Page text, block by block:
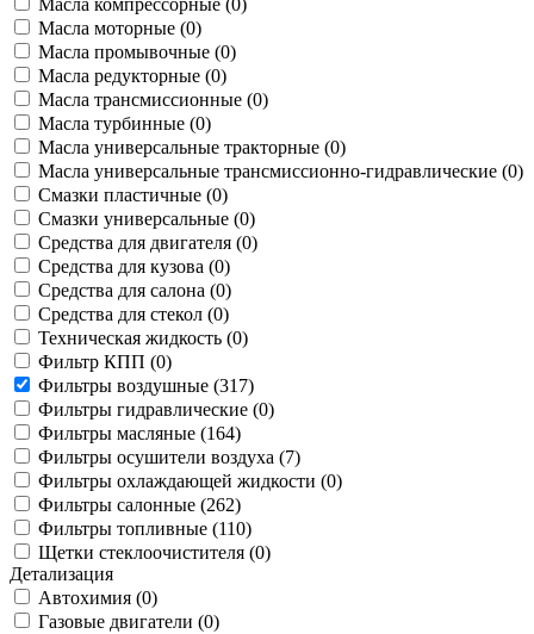
Масла компрессорные (0)
Масла моторные (0)
Масла промывочные (0)
Масла редукторные (0)
Масла трансмиссионные (0)
Масла турбинные (0)
Масла универсальные тракторные (0)
Масла универсальные трансмиссионно-гидравлические (0)
Смазки пластичные (0)
Смазки универсальные (0)
Средства для двигателя (0)
Средства для кузова (0)
Средства для салона (0)
Средства для стекол (0)
Техническая жидкость (0)
Фильтр КПП (0)
Фильтры воздушные (317)
Фильтры гидравлические (0)
Фильтры масляные (164)
Фильтры осушители воздуха (7)
Фильтры охлаждающей жидкости (0)
Фильтры салонные (262)
Фильтры топливные (110)
Щетки стеклоочистителя (0)
Детализация
Автохимия (0)
Газовые двигатели (0)